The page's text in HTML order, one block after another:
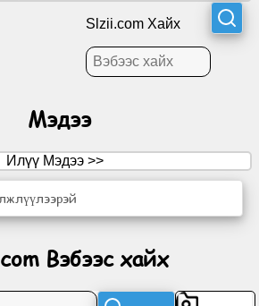
Slzii.com Хайх
Мэдээ
Илүү Мэдээ >>
Вэбээс хайх